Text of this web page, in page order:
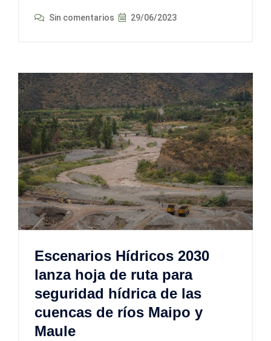
Sin comentarios 29/06/2023
Escenarios Hídricos 2030
lanza hoja de ruta para
seguridad hídrica de las
cuencas de ríos Maipo y
Maule